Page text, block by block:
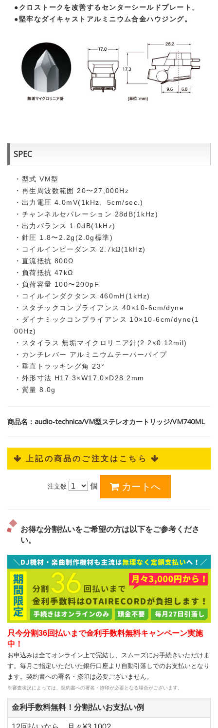
●クロストークを改善するセンターシールドプレート。
●堅牢なダイキャストアルミニウム合金ハウジング。
SPEC
・型式 VM型
・再生周波数範囲 20〜27,000Hz
・出力電圧 4.0mV(1kHz、5cm/sec.)
・チャンネルセパレーション 28dB(1kHz)
・出力バランス 1.0dB(1kHz)
・針圧 1.8〜2.2g(2.0g標準)
・コイルインピーダンス 2.7kΩ(1kHz)
・直流抵抗 800Ω
・負荷抵抗 47kΩ
・負荷容量 100〜200pF
・コイルインダクタンス 460mH(1kHz)
・スタチックコンプライアンス 40×10-6cm/dyne
・ダイナミックコンプライアンス 10×10-6cm/dyne(1
00Hz)
・スタイラス 無垢マイクロリニア針(2.2×0.12mil)
・カンチレバー アルミニウムテーパーパイプ
・垂直トラッキング角 23°
・外形寸法 H17.3×W17.0×D28.2mm
・質量 8.0g
商品名：audio-technica/VM型ステレオカートリッジ/VM740ML
 上記の商品のご注文はこちら 
注文数 個
お得な分割払いをご希望の方は以下をご参考くださ
い。
只今分割36回払いまで金利手数料無料キャンペーン実施
中！
お申込みは全てオンライン上で完結し、スムーズにお手続きいただけま
す。毎月ご指定いただいた銀行口座より自動引落しでのお支払いとなり
ます。契約書への署名・捺印は必要ございません。
※審査状況によっては、契約書への署名・捺印が必要となる場合がございます。
金利手数料無料！分割払いお支払い例